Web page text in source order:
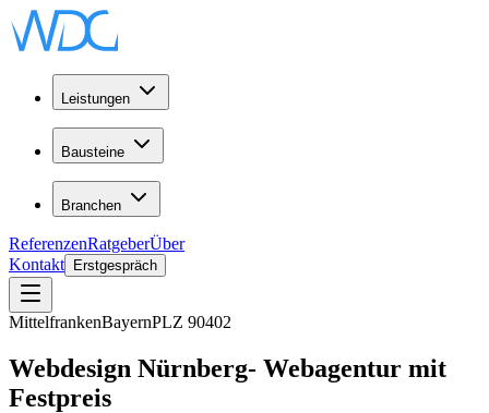
Leistungen
Bausteine
Branchen
ReferenzenRatgeberÜber
Kontakt
Erstgespräch
MittelfrankenBayernPLZ 90402
Webdesign Nürnberg- Webagentur mit
Festpreis